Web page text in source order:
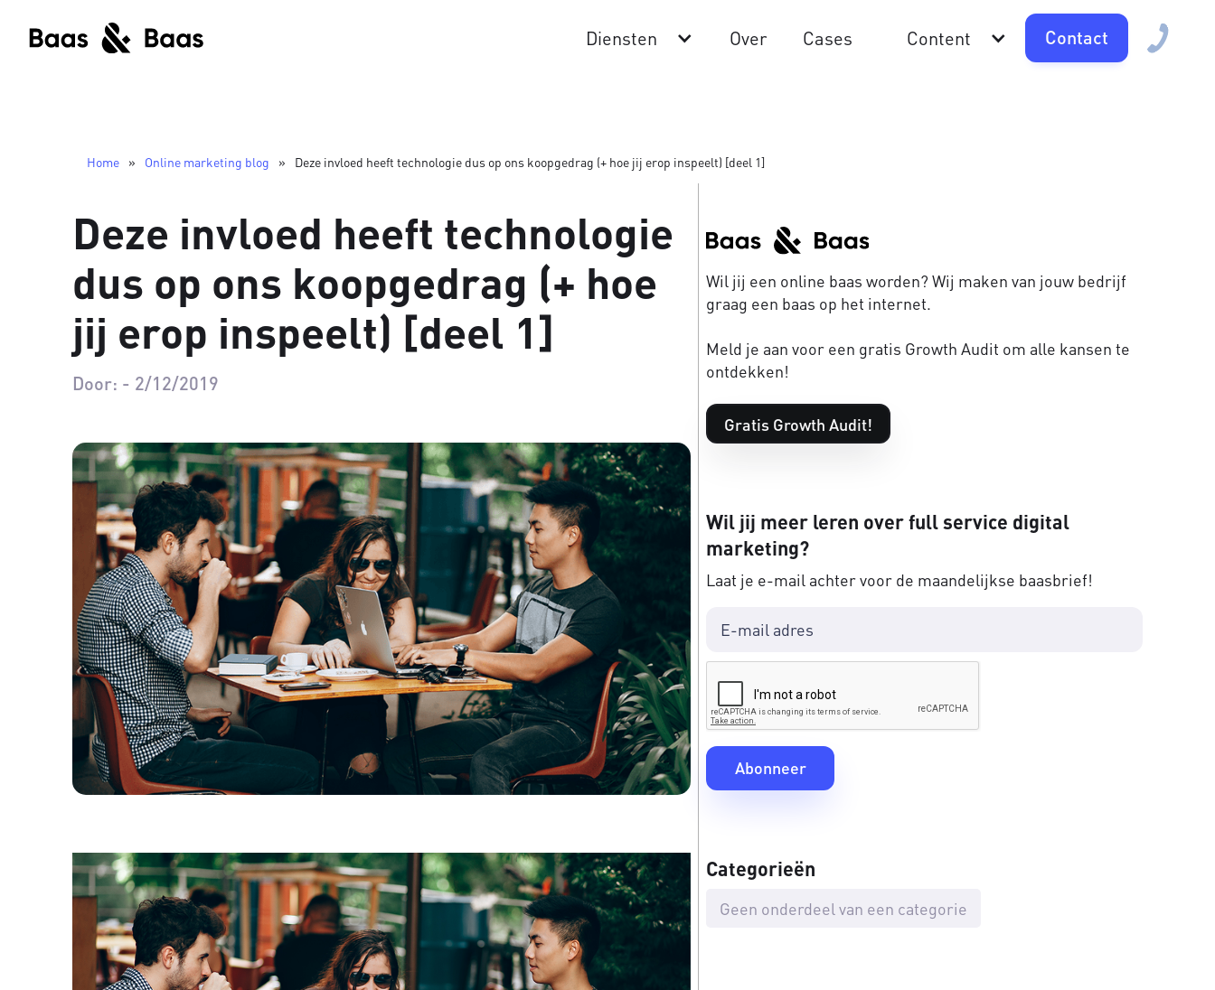
Diensten Over Cases Content Contact
Home » Online marketing blog » Deze invloed heeft technologie dus op ons koopgedrag (+ hoe jij erop inspeelt) [deel 1]
Deze invloed heeft technologie
dus op ons koopgedrag (+ hoe
jij erop inspeelt) [deel 1]
Door: - 2/12/2019
Wil jij een online baas worden? Wij maken van jouw bedrijf
graag een baas op het internet.
Meld je aan voor een gratis Growth Audit om alle kansen te
ontdekken!
Gratis Growth Audit!
Wil jij meer leren over full service digital
marketing?
Laat je e-mail achter voor de maandelijkse baasbrief!
Categorieën
Geen onderdeel van een categorie